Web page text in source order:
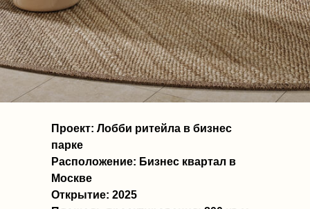
Проект: Лобби ритейла в бизнес
парке
Расположение: Бизнес квартал в
Москве
Открытие: 2025